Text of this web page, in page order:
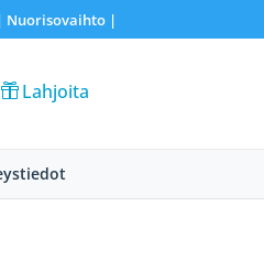
Nuorisovaihto|
Lahjoita